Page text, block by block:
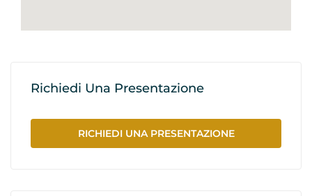
Richiedi Una Presentazione
RICHIEDI UNA PRESENTAZIONE